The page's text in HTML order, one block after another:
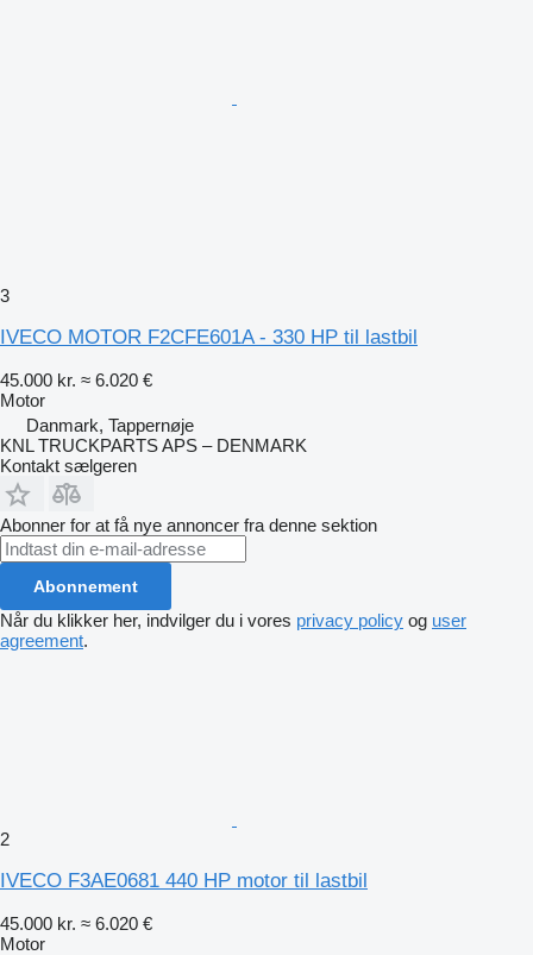
3
IVECO MOTOR F2CFE601A - 330 HP til lastbil
45.000 kr. ≈ 6.020 €
Motor
Danmark, Tappernøje
KNL TRUCKPARTS APS – DENMARK
Kontakt sælgeren
Abonner for at få nye annoncer fra denne sektion
Abonnement
Når du klikker her, indvilger du i vores privacy policy og user
agreement.
2
IVECO F3AE0681 440 HP motor til lastbil
45.000 kr. ≈ 6.020 €
Motor